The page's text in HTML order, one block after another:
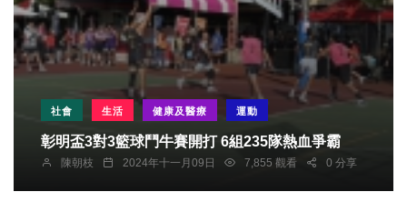
社會 生活 健康及醫療 運動
彰明盃3對3籃球鬥牛賽開打 6組235隊熱血爭霸
陳朝枝 2024年十一月09日 7,855 觀看 0 分享